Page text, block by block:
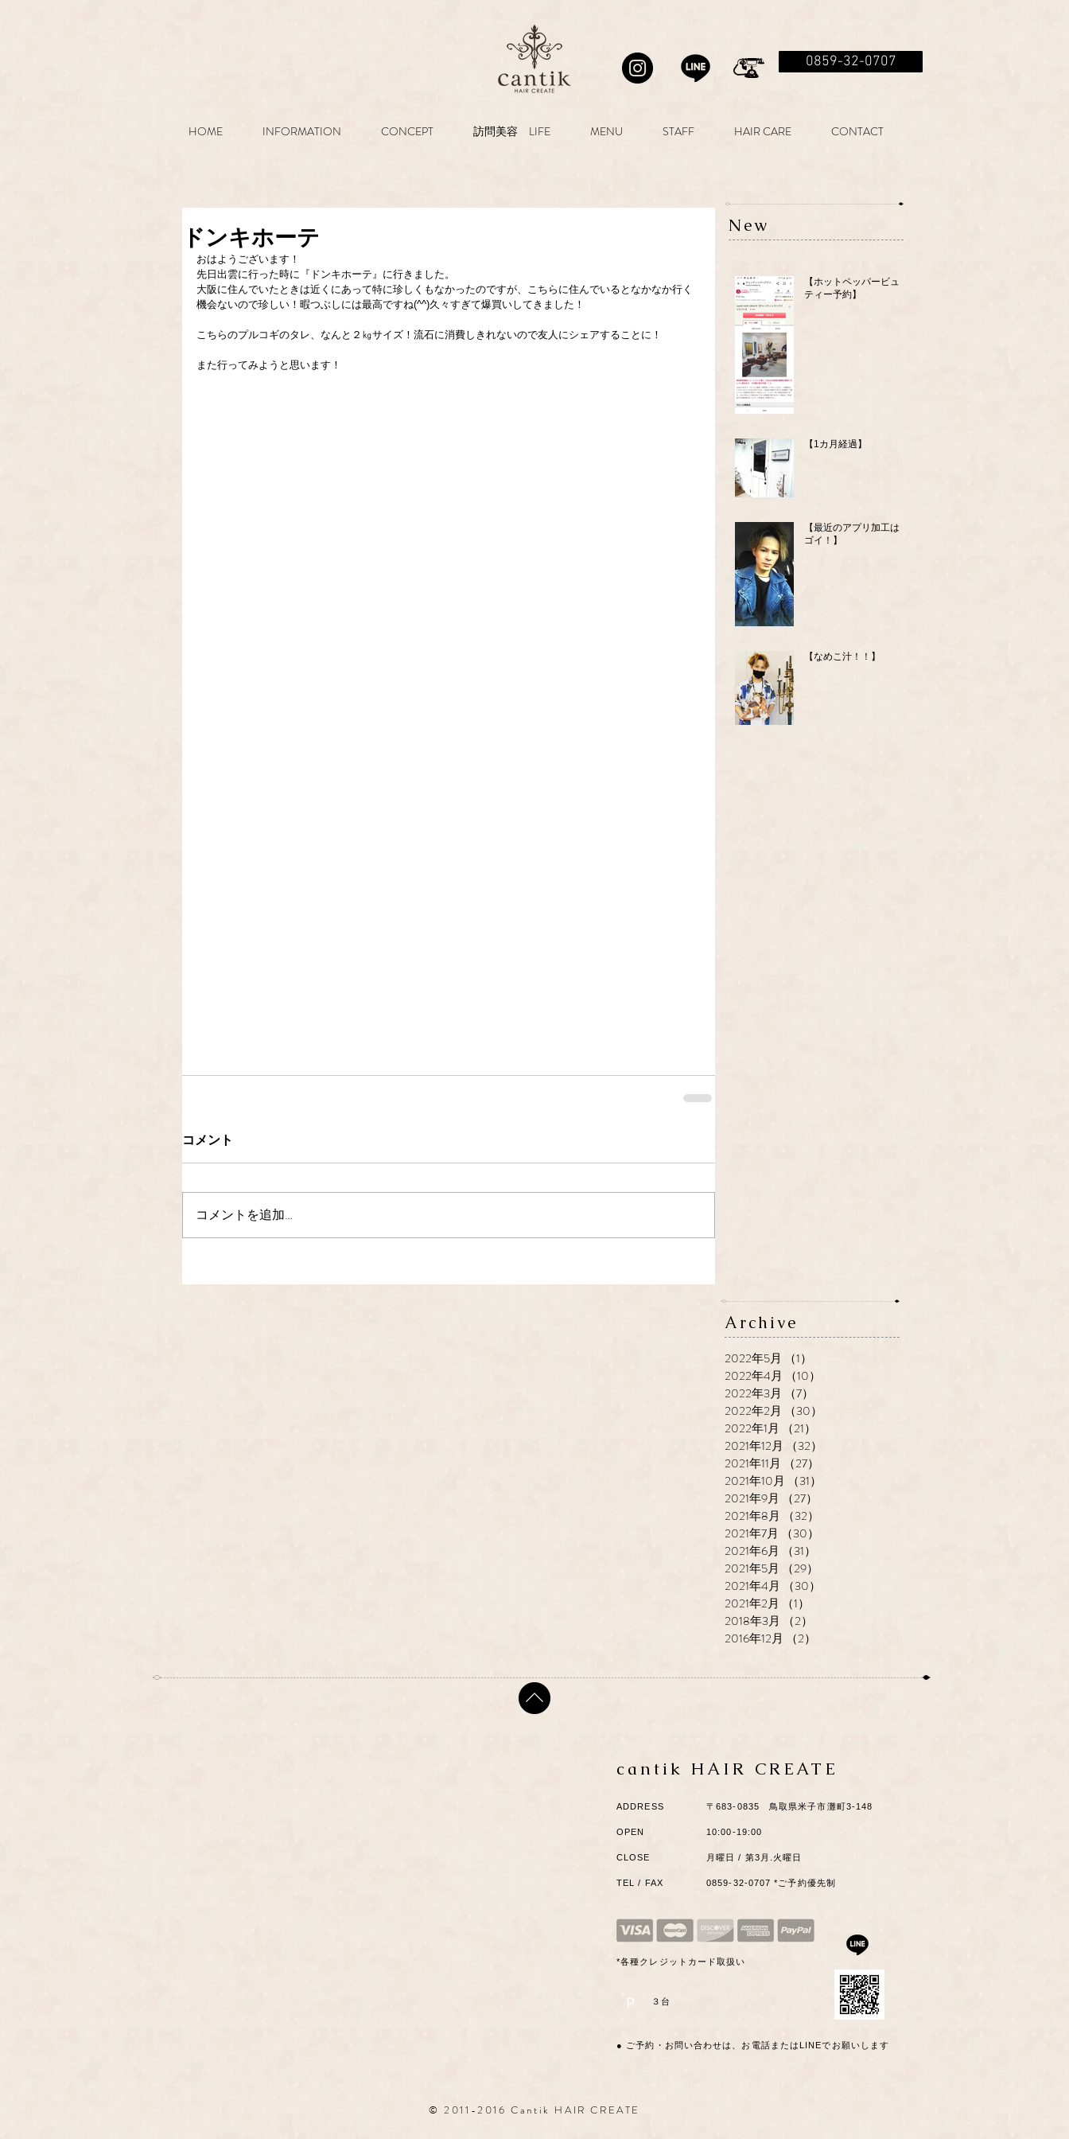
0859-32-0707
HOME INFORMATION CONCEPT 訪問美容 LIFE MENU STAFF HAIR CARE CONTACT
ドンキホーテ
おはようございます！
先日出雲に行った時に『ドンキホーテ』に行きました。
大阪に住んでいたときは近くにあって特に珍しくもなかったのですが、こちらに住んでいるとなかなか行く
機会ないので珍しい！暇つぶしには最高ですね(^^)久々すぎて爆買いしてきました！
こちらのプルコギのタレ、なんと２㎏サイズ！流石に消費しきれないので友人にシェアすることに！
また行ってみようと思います！
コメント
コメントを追加…
New
【ホットペッパービュー
ティー予約】
【1カ月経過】
【最近のアプリ加工はス
ゴイ！】
【なめこ汁！！】
Archive
2022年5月 （1）
2022年4月
（10）
2022年3月
（7）
2022年2月
（30）
2022年1月
（21）
2021年12月
（32）
2021年11月
（27）
2021年10月
（31）
2021年9月
（27）
2021年8月
（32）
2021年7月
（30）
2021年6月
（31）
2021年5月
（29）
2021年4月
（30）
2021年2月
（1）
2018年3月
（2）
2016年12月
（2）
cantik HAIR CREATE
ADDRESS ​〒683-0835 鳥取県米子市灘町3-148
OPEN 10:00-19:00
CLOSE 月曜日 / 第3月.火曜日
TEL / FAX 0859-32-0707 *ご予約優先制
*各種クレジットカード取扱い
P ​３台
● ご予約・お問い合わせは、お電話またはLINEでお願いします
© 2011-2016 Cantik HAIR CREATE